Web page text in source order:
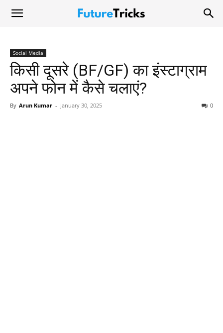
Social Media
किसी दूसरे (BF/GF) का इंस्टाग्राम
अपने फोन में कैसे चलाएं?
By Arun Kumar - January 30, 2025 0